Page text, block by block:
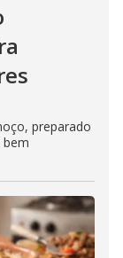
preparado
bem